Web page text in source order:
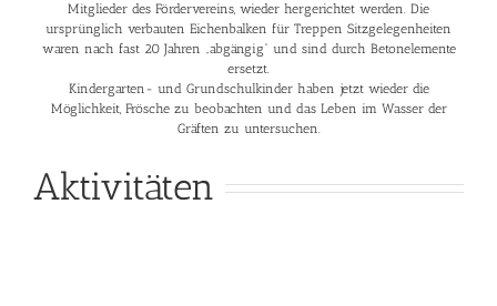
Mitglieder des Fördervereins, wieder hergerichtet werden. Die
ursprünglich verbauten Eichenbalken für Treppen Sitzgelegenheiten
waren nach fast 20 Jahren „abgängig“ und sind durch Betonelemente
ersetzt.
Kindergarten- und Grundschulkinder haben jetzt wieder die
Möglichkeit, Frösche zu beobachten und das Leben im Wasser der
Gräften zu untersuchen.
Aktivitäten